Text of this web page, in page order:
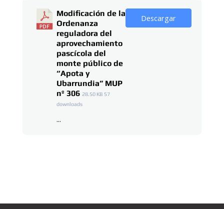
Modificación de la
Ordenanza
reguladora del
aprovechamiento
pascícola del
monte público de
“Apota y
Ubarrundia” MUP
nº 306 28.50 KB 57
downloads
...
Descargar